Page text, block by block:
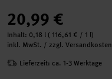
20,99 €
Inhalt: 0,18 l ( 116,61 € / 1 l)
inkl. MwSt. / zzgl. Versandkosten
Lieferzeit: ca. 1-3 Werktage